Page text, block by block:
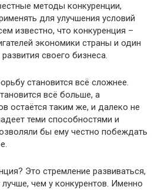
методы конкуренции,
для улучшения условий
известно, что конкуренция –
экономики страны и один
своего бизнеса.
становится всё сложнее.
всё больше, а
остаётся таким же, и далеко не
теми способностями и
бы ему честно побеждать
Это стремление развиваться,
чем у конкурентов. Именно